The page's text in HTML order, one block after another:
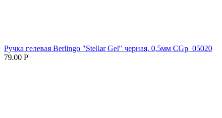
Ручка гелевая Berlingo "Stellar Gel" черная, 0,5мм CGp_05020
79.00 Р